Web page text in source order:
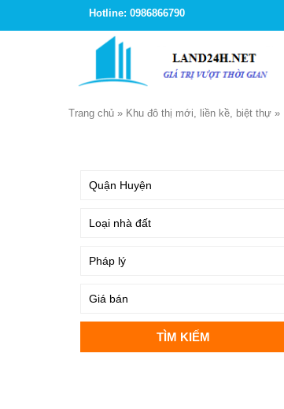
Hotline: 0986866790
Trang chủ » Khu đô thị mới, liền kề, biệt thự »